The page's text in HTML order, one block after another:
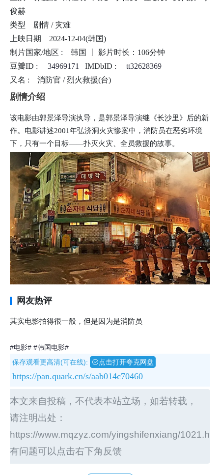
俊赫
类型
剧情 / 灾难
上映日期
2024-12-04(韩国)
制片国家/地区 :
韩国 丨 影片时长：106分钟
豆瓣ID :
34969171 IMDbID :
tt32628369
又名 :
消防官 / 烈火救援(台)
剧情介绍
该电影由郭景泽导演执导，是郭景泽导演继《长沙里》后的新
作。电影讲述2001年弘济洞火灾惨案中，消防员在恶劣环境
下，只有一个目标——扑灭火灾、全员救援的故事。
网友热评
其实电影拍得很一般，但是因为是消防员
#电影# #韩国电影#
保存观看更高清(可在线):
点击打开夸克网盘
https://pan.quark.cn/s/aab014c70460
本文来自投稿，不代表本站立场，如若转载，
请注明出处：
https://www.mqzyz.com/yingshifenxiang/
有问题可以点击右下角反馈